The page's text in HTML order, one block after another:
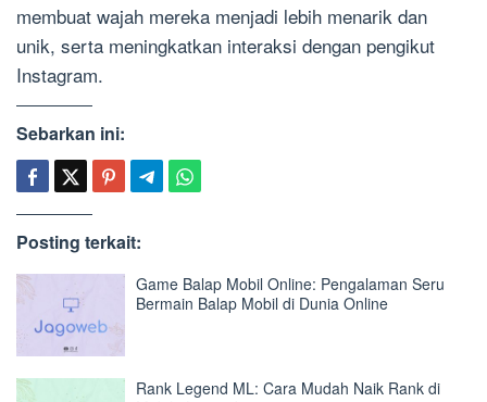
membuat wajah mereka menjadi lebih menarik dan
unik, serta meningkatkan interaksi dengan pengikut
Instagram.
Sebarkan ini:
Posting terkait:
Game Balap Mobil Online: Pengalaman Seru
Bermain Balap Mobil di Dunia Online
Rank Legend ML: Cara Mudah Naik Rank di